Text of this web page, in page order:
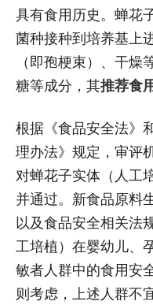
具有食用历史。蝉花
菌种接种到培养基上
（即孢梗束）、干燥
糖等成分，其推荐食
根据《食品安全法》
理办法》规定，审评
对蝉花子实体（人工
并通过。新食品原料
以及食品安全相关法
工培植）在婴幼儿、
敏者人群中的食用安
则考虑，上述人群不